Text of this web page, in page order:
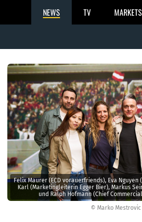
NEWS TV MARKETS
© Marko Mestrovic
Felix Maurer (ECD vorauerfriends), Eva Nguyen
Karl (Marketingleiterin Egger Bier), Markus
und Ralph Hofmann (Chief